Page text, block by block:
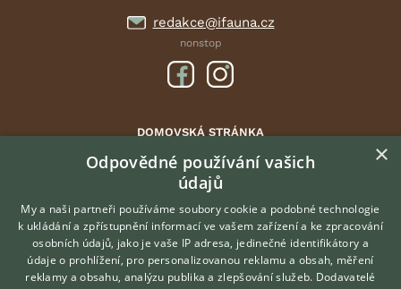
redakce@ifauna.cz
nonstop
DOMOVSKÁ STRÁNKA
INZERCE
DISKUSE
ATLAS
O nás
×
Odpovědné používání vašich
údajů
My a naši partneři používáme soubory cookie a podobné technologie
k ukládání a zpřístupnění informací ve vašem zařízení a ke zpracování
osobních údajů, jako je vaše IP adresa, jedinečné identifikátory a
údaje o prohlížení, pro personalizovanou reklamu a obsah, měření
reklamy a obsahu, analýzu publika a zlepšování služeb. Dodavatelé